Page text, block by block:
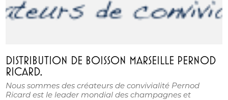
DISTRIBUTION DE BOISSON MARSEILLE PERNOD
RICARD.
Nous sommes des créateurs de convivialité Pernod
Ricard est le leader mondial des champagnes et